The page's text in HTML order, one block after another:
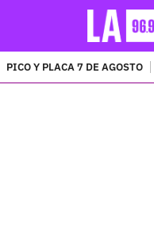
PICO Y PLACA 7 DE AGOSTO